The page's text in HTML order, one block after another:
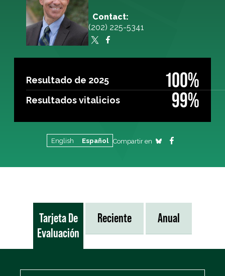
Contact:
(202) 225-5341
Resultado de 2025 100%
Resultados vitalicios 99%
English Español Compartir en
Tarjeta De
Evaluación
Reciente Anual